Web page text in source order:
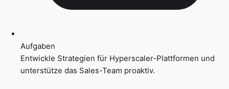
Aufgaben
Entwickle Strategien für Hyperscaler-Plattformen und
unterstütze das Sales-Team proaktiv.